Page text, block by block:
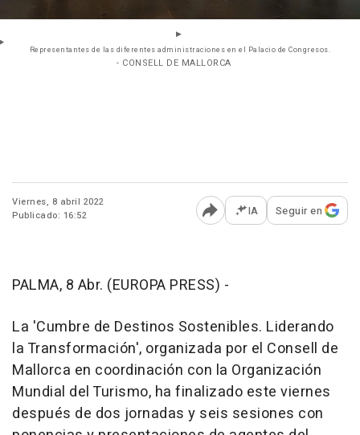
Representantes de las diferentes administraciones en el Palacio de Congresos.
- CONSELL DE MALLORCA
Viernes, 8 abril 2022
Publicado: 16:52
Abrir opciones para
IA Seguir en
PALMA, 8 Abr. (EUROPA PRESS) -
La 'Cumbre de Destinos Sostenibles. Liderando
la Transformación', organizada por el Consell de
Mallorca en coordinación con la Organización
Mundial del Turismo, ha finalizado este viernes
después de dos jornadas y seis sesiones con